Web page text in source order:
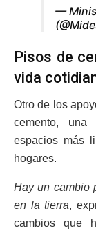
—
Pisos de
vida
Otro de los
cemento, una
espacios más
hogares.
Hay un cambio
en la tierra,
cambios que